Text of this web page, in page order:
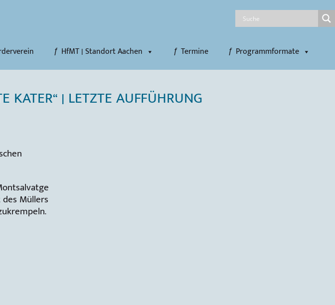
HfMT | Standort Aachen Termine Programmformate
KATER“ | LETZTE AUFFÜHRUNG
Müllers